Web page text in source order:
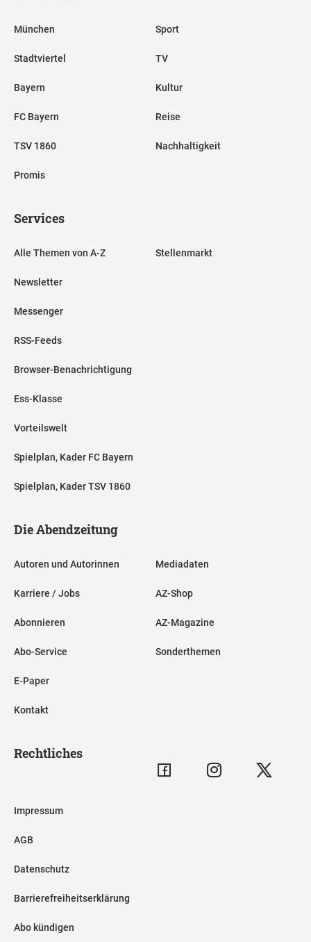
München
Stadtviertel
Bayern
FC Bayern
TSV 1860
Promis
Sport
TV
Kultur
Reise
Nachhaltigkeit
Services
Alle Themen von A-Z
Newsletter
Messenger
RSS-Feeds
Browser-Benachrichtigung
Ess-Klasse
Vorteilswelt
Spielplan, Kader FC Bayern
Spielplan, Kader TSV 1860
Stellenmarkt
Die Abendzeitung
Autoren und Autorinnen
Karriere / Jobs
Abonnieren
Abo-Service
E-Paper
Kontakt
Mediadaten
AZ-Shop
AZ-Magazine
Sonderthemen
Rechtliches
Impressum
AGB
Datenschutz
Barrierefreiheitserklärung
Abo kündigen